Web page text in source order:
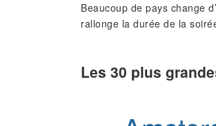
Beaucoup de pays change
rallonge la durée de la
Les 30 plus